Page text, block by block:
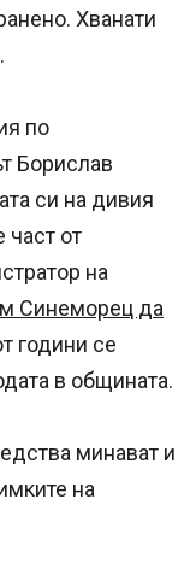
Хванати
по
Борислав
си на дивия
част от
на
Синеморец да
години се
в общината.
минават и
на